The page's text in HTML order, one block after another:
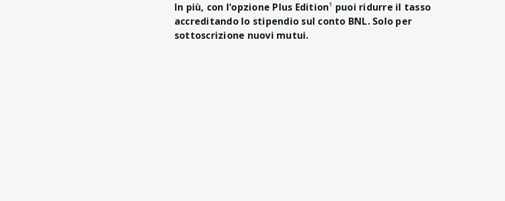
In più, con l‘opzione Plus Edition¹ puoi ridurre il tasso
accreditando lo stipendio sul conto BNL. Solo per
sottoscrizione nuovi mutui.